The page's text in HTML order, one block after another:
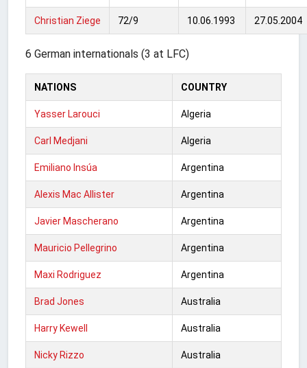
Christian Ziege 72/9 10.06.1993 27.05.2004
6 German internationals (3 at LFC)
NATIONS COUNTRY
Yasser Larouci Algeria
Carl Medjani Algeria
Emiliano Insúa Argentina
Alexis Mac Allister Argentina
Javier Mascherano Argentina
Mauricio Pellegrino Argentina
Maxi Rodriguez Argentina
Brad Jones Australia
Harry Kewell Australia
Nicky Rizzo Australia